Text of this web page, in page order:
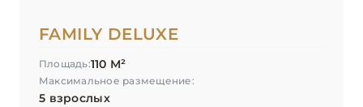
FAMILY DELUXE
Площадь:110 М²
Максимальное размещение:
5 взрослых